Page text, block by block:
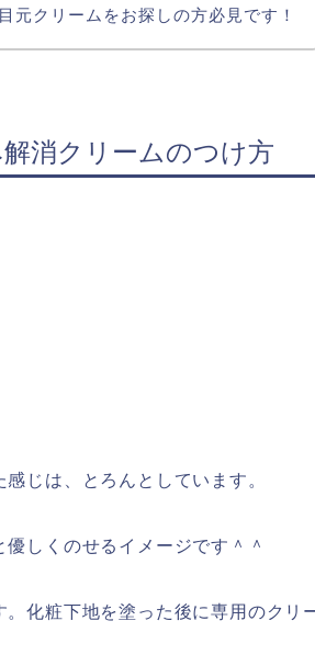
目元クリームをお探しの方必見です！
消クリームのつけ方
じは、とろんとしています。
しくのせるイメージです＾＾
化粧下地を塗った後に専用のクリ